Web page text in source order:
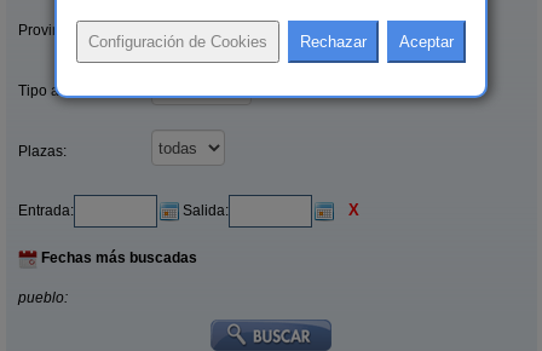
Provincias/Islas:
Tipo alquiler:
Plazas:
Entrada: Salida: X
Fechas más buscadas
pueblo: